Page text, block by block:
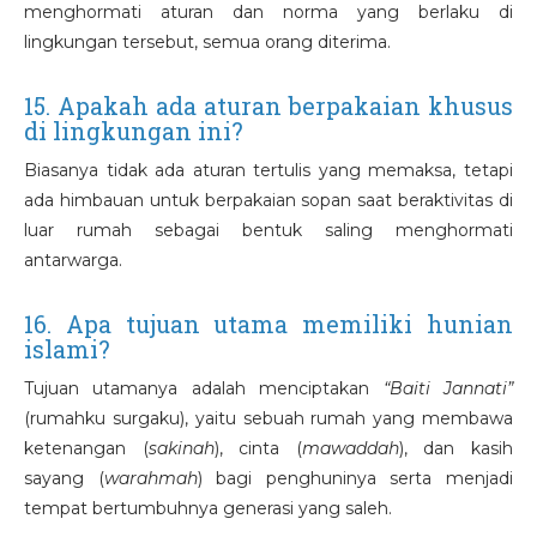
menghormati aturan dan norma yang berlaku di
lingkungan tersebut, semua orang diterima.
15. Apakah ada aturan berpakaian khusus
di lingkungan ini?
Biasanya tidak ada aturan tertulis yang memaksa, tetapi
ada himbauan untuk berpakaian sopan saat beraktivitas di
luar rumah sebagai bentuk saling menghormati
antarwarga.
16. Apa tujuan utama memiliki hunian
islami?
Tujuan utamanya adalah menciptakan “Baiti Jannati”
(rumahku surgaku), yaitu sebuah rumah yang membawa
ketenangan (sakinah), cinta (mawaddah), dan kasih
sayang (warahmah) bagi penghuninya serta menjadi
tempat bertumbuhnya generasi yang saleh.